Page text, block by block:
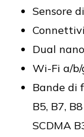
Sensore
Dual
Wi-Fi a/b/
Bande di
B5, B7,
SCDMA